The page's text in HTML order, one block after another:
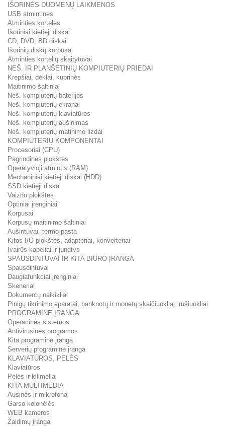
IŠORINĖS DUOMENŲ LAIKMENOS
USB atmintinės
Atminties kortelės
Išoriniai kietieji diskai
CD, DVD, BD diskai
Išorinių diskų korpusai
Atminties kortelių skaitytuvai
NEŠ. IR PLANŠETINIŲ KOMPIUTERIŲ PRIEDAI
Krepšiai, dėklai, kuprinės
Maitinimo šaltiniai
Neš. kompiuterių baterijos
Neš. kompiuterių ekranai
Neš. kompiuterių klaviatūros
Neš. kompiuterių aušinimas
Neš. kompiuterių matinimo lizdai
KOMPIUTERIŲ KOMPONENTAI
Procesoriai (CPU)
Pagrindinės plokštės
Operatyvioji atmintis (RAM)
Mechaniniai kietieji diskai (HDD)
SSD kietieji diskai
Vaizdo plokštės
Optiniai įrenginiai
Korpusai
Korpusų maitinimo šaltiniai
Aušintuvai, termo pasta
Kitos I/O plokštės, adapteriai, konverteriai
Įvairūs kabeliai ir jungtys
SPAUSDINTUVAI IR KITA BIURO ĮRANGA
Spausdintuvai
Daugiafunkciai įrenginiai
Skeneriai
Dokumentų naikikliai
Pinigų tikrinimo aparatai, banknotų ir monetų skaičiuokliai, rūšiuokliai
PROGRAMINĖ ĮRANGA
Operacinės sistemos
Antivirusinės programos
Kita programinė įranga
Serverių programinė įranga
KLAVIATŪROS, PELĖS
Klaviatūros
Pelės ir kilimėliai
KITA MULTIMEDIA
Ausinės ir mikrofonai
Garso kolonėlės
WEB kameros
Žaidimų įranga